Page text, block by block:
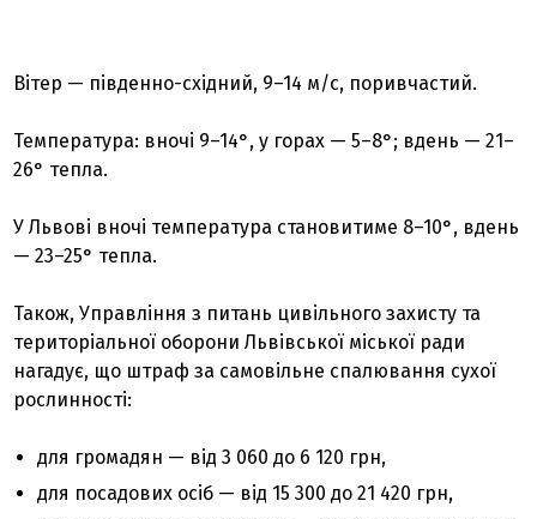
Вітер — південно-східний, 9–14 м/с, поривчастий.
Температура: вночі 9–14°, у горах — 5–8°; вдень — 21–
26° тепла.
У Львові вночі температура становитиме 8–10°, вдень
— 23–25° тепла.
Також, Управління з питань цивільного захисту та
територіальної оборони Львівської міської ради
нагадує, що штраф за самовільне спалювання сухої
рослинності:
для громадян — від 3 060 до 6 120 грн,
для посадових осіб — від 15 300 до 21 420 грн,